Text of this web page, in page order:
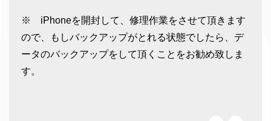
※ iPhoneを開封して、修理作業をさせて頂きます
ので、もしバックアップがとれる状態でしたら、デ
ータのバックアップをして頂くことをお勧め致しま
す。